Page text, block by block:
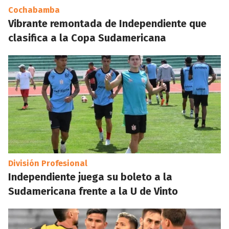
Cochabamba
Vibrante remontada de Independiente que
clasifica a la Copa Sudamericana
División Profesional
Independiente juega su boleto a la
Sudamericana frente a la U de Vinto